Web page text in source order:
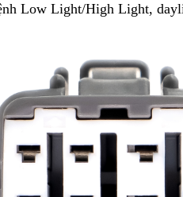
Low Light/High Light,